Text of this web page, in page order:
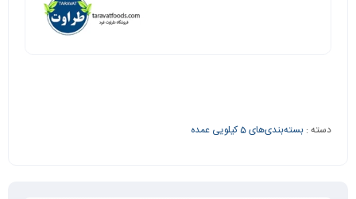
دسته : بسته‌بندی‌های 5 کیلویی عمده